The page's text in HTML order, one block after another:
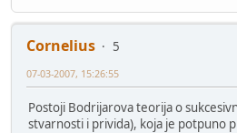
Cornelius
5
07-03-2007, 15:26:55
Postoji Bodrijarova teorija o
stvarnosti i privida), koja je potpuno